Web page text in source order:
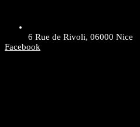
6 Rue de Rivoli, 06000 Nice
Facebook